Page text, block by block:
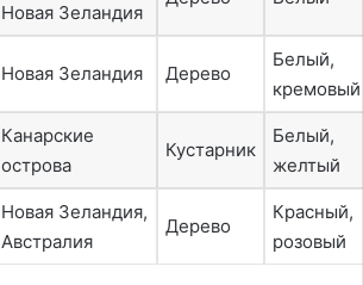
Новая Зеландия
Новая Зеландия Дерево
Белый,
кремовый
Канарские
острова
Кустарник
Белый,
желтый
Новая Зеландия,
Австралия
Дерево
Красный,
розовый